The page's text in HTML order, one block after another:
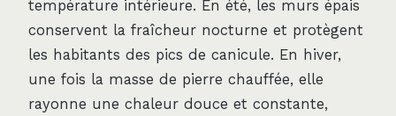
température intérieure. En été, les murs épais
conservent la fraîcheur nocturne et protègent
les habitants des pics de canicule. En hiver,
une fois la masse de pierre chauffée, elle
rayonne une chaleur douce et constante,